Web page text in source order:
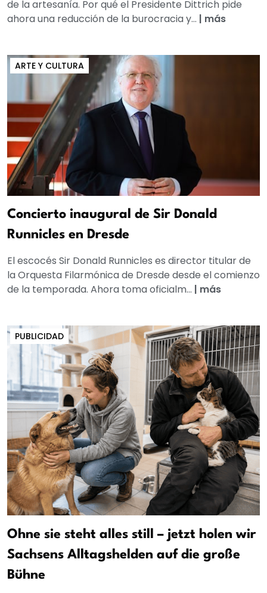
de la artesanía. Por qué el Presidente Dittrich pide
ahora una reducción de la burocracia y... | más
ARTE Y CULTURA
Concierto inaugural de Sir Donald
Runnicles en Dresde
El escocés Sir Donald Runnicles es director titular de
la Orquesta Filarmónica de Dresde desde el comienzo
de la temporada. Ahora toma oficialm... | más
PUBLICIDAD
Ohne sie steht alles still – jetzt holen wir
Sachsens Alltagshelden auf die große
Bühne